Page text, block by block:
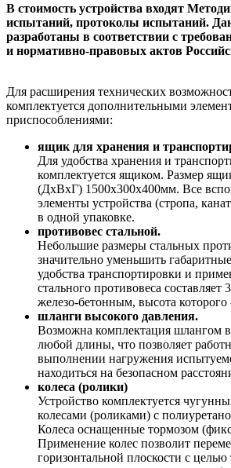
В стоимость устройства входят
испытаний, протоколы испытаний.
разработаны в соответствии с
и нормативно-правовых актов
Для расширения технических
комплектуется дополнительными
приспособлениями:
ящик для хранения и
Для удобства хранения и
комплектуется ящиком. Размер
(ДхВхГ) 1500х300х400мм. Все
элементы устройства (стропа,
в одной упаковке.
противовес стальной.
Небольшие размеры стальных
значительно уменьшить
удобства транспортировки и
стального противовеса
железо-бетонным, высота
шланги высокого давления.
Возможна комплектация шлангом
любой длины, что позволяет
выполнении нагружения
находиться на безопасном
колеса (ролики)
Устройство комплектуется
колесами (роликами) с
Колеса оснащенные тормозом
Применение колес позволит
горизонтальной плоскости с целью